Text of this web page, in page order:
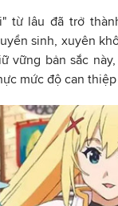
từ lâu đã trở
sinh, xuyên
vững bản sắc
mức độ can